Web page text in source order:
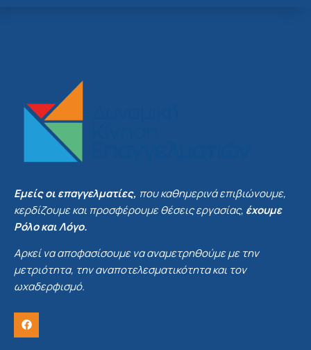
Εμείς οι επαγγελματίες, που καθημερινά επιβιώνουμε,
κερδίζουμε και προσφέρουμε θέσεις εργασίας, έχουμε
Ρόλο και Λόγο.
Αρκεί να αποφασίσουμε να αναμετρηθούμε με την
μετριότητα, την αναποτελεσματικότητα και τον
ωχαδερφισμό.